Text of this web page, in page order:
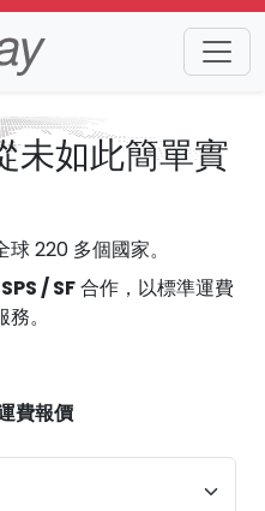
未如此簡單實
220 多個國家。
/ SF合作，以標準運費
。
費報價